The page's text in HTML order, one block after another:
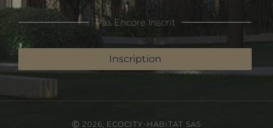
Pas Encore Inscrit
Inscription
Ⓒ 2026, ECOCITY-HABITAT SAS